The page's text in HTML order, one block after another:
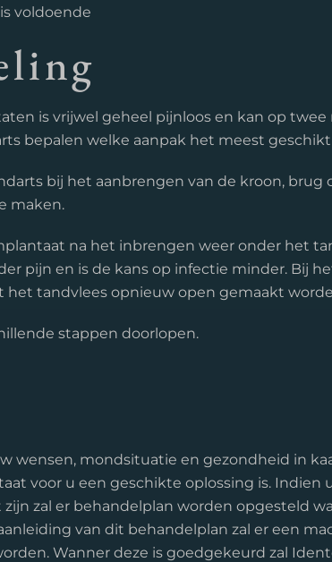
voldoende
is vrijwel geheel pijnloos en kan op twee
bepalen welke aanpak het meest geschikt
bij het aanbrengen van de kroon, brug
maken.
na het inbrengen weer onder het
pijn en is de kans op infectie minder. Bij
het tandvlees opnieuw open gemaakt
stappen doorlopen.
wensen, mondsituatie en gezondheid in
voor u een geschikte oplossing is. Indien
zal er behandelplan worden opgesteld
van dit behandelplan zal er een
Wanner deze is goedgekeurd zal